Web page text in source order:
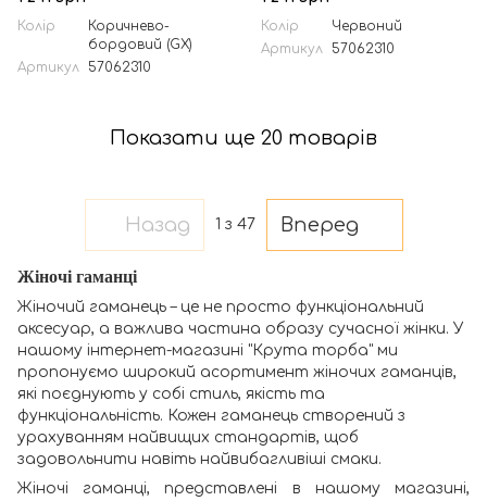
Колір
Коричнево-
бордовий (GX)
Артикул
57062310
Колір
Червоний
Артикул
57062310
Показати ще 20 товарів
Назад 1 з 47 Вперед
Жіночі гаманці
Жіночий гаманець – це не просто функціональний
аксесуар, а важлива частина образу сучасної жінки. У
нашому інтернет-магазині "Крута торба" ми
пропонуємо широкий асортимент жіночих гаманців,
які поєднують у собі стиль, якість та
функціональність. Кожен гаманець створений з
урахуванням найвищих стандартів, щоб
задовольнити навіть найвибагливіші смаки.
Жіночі гаманці, представлені в нашому магазині,